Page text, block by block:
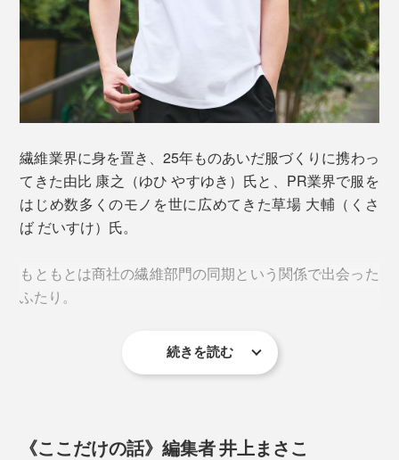
繊維業界に身を置き、25年ものあいだ服づくりに携わっ
てきた由比 康之（ゆひ やすゆき）氏と、PR業界で服を
はじめ数多くのモノを世に広めてきた草場 大輔（くさ
ば だいすけ）氏。
もともとは商社の繊維部門の同期という関係で出会った
ふたり。
続きを読む
《ここだけの話》編集者 井上まさこ